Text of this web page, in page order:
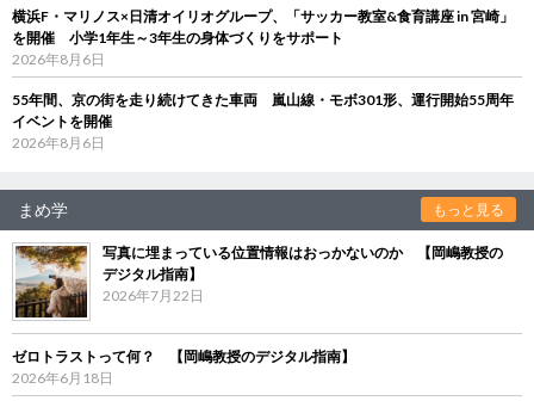
横浜F・マリノス×日清オイリオグループ、「サッカー教室&食育講座 in 宮崎」
を開催 小学1年生～3年生の身体づくりをサポート
2026年8月6日
55年間、京の街を走り続けてきた車両 嵐山線・モボ301形、運行開始55周年
イベントを開催
2026年8月6日
まめ学 もっと見る
写真に埋まっている位置情報はおっかないのか 【岡嶋教授の
デジタル指南】
2026年7月22日
ゼロトラストって何？ 【岡嶋教授のデジタル指南】
2026年6月18日